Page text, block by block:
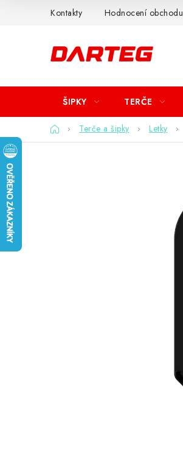
Kontakty Hodnocení obchodu
ŠIPKY TERČE
DomůTerče a šipky Letky